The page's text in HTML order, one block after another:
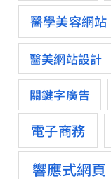
醫學美容網站
醫美網站設計
關鍵字廣告
電子商務
響應式網頁